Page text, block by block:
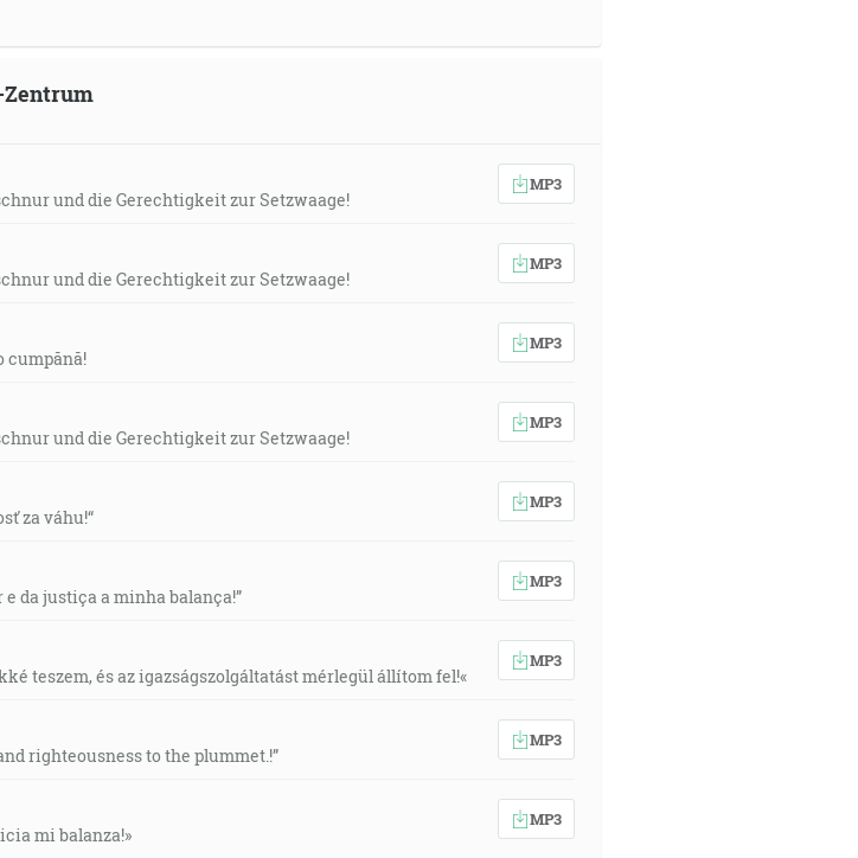
Zentrum
und die Gerechtigkeit zur Setzwaage!
MP3
und die Gerechtigkeit zur Setzwaage!
MP3
cumpănă!
MP3
und die Gerechtigkeit zur Setzwaage!
MP3
za váhu!“
MP3
e da justiça a minha balança!”
MP3
teszem, és az igazságszolgáltatást mérlegül állítom fel!«
MP3
righteousness to the plummet.!”
MP3
mi balanza!»
MP3